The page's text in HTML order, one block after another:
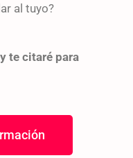
al tuyo?
te citaré para